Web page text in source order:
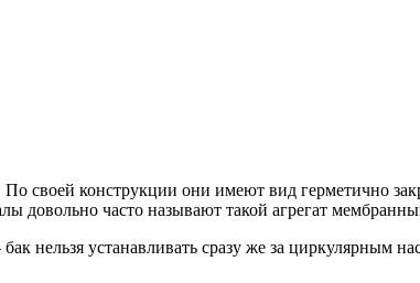
своей конструкции они имеют вид герметично
часто называют такой агрегат
нельзя устанавливать сразу же за циркулярным